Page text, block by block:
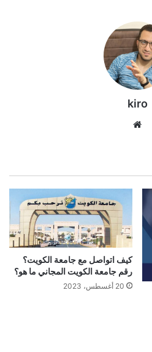
kiro
كيف اتواصل مع جامعة الكويت؟
رقم جامعة الكويت المجاني ما هو؟
20 أغسطس، 2023